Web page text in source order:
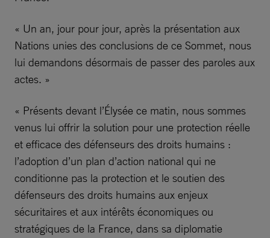
« Un an, jour pour jour, après la présentation aux
Nations unies des conclusions de ce Sommet, nous
lui demandons désormais de passer des paroles aux
actes. »
« Présents devant l’Élysée ce matin, nous sommes
venus lui offrir la solution pour une protection réelle
et efficace des défenseurs des droits humains :
l’adoption d’un plan d’action national qui ne
conditionne pas la protection et le soutien des
défenseurs des droits humains aux enjeux
sécuritaires et aux intérêts économiques ou
stratégiques de la France, dans sa diplomatie